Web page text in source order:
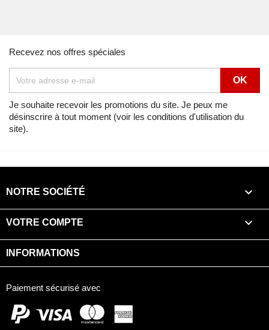
ROUE ARRIERE
Lien
Voir
Africa Twin 750 NH138G (NH138G) de 1990
Vue éclatée
ROUE ARRIERE
Lien
Lien
Voir
Africa Twin 750 NOIR (NH1) de 1997
Lien
Lien
Voir
Recevez nos offres spéciales
Je souhaite recevoir les promotions du site. Je peux me
désinscrire à tout moment (voir les conditions d'utilisation du
site).
NOTRE SOCIÉTÉ 
VOTRE COMPTE 
INFORMATIONS
Paiement sécurisé avec